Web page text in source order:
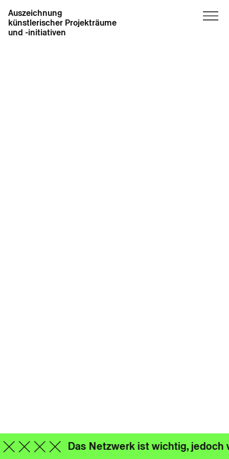
Auszeichnung
künstlerischer Projekträume
und -initiativen
Das Netzwerk ist wichtig, jedoch